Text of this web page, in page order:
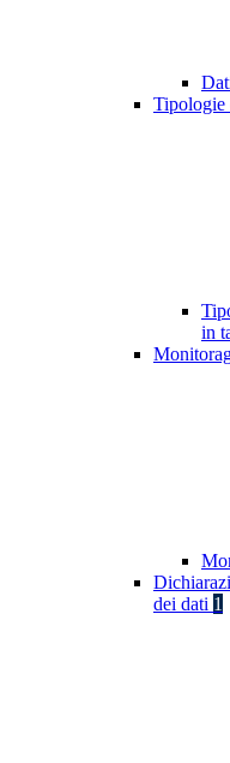
Tipologie
in
dei dati 1